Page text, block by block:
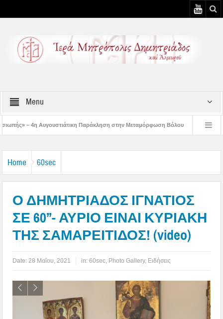
Menu
Παράκληση στην Μεταμόρφωση Βόλου Επίσκεψη του Δ/ντού της Β/
Home 60sec
Ο ΔΗΜΗΤΡΙΑΔΟΣ ΙΓΝΑΤΙΟΣ
ΣΕ 60’’- ΑΥΡΙΟ ΕΙΝΑΙ ΚΥΡΙΑΚΗ
ΤΗΣ ΣΑΜΑΡΕΙΤΙΔΟΣ! (video)
Date: 28 Μαΐου, 2021 in:60sec Photo Gallery, Ειδήσεις